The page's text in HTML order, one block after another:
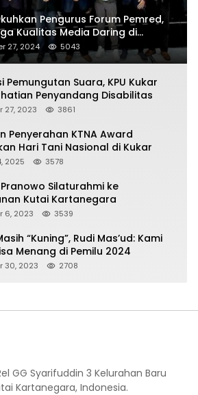
Pengurus Forum Pemred,
Kualitas Media Daring di
27, 2024 5043
Pemungutan Suara, KPU Kukar
Penyandang Disabilitas
27, 2023 3861
Penyerahan KTNA Award
Hari Tani Nasional di Kukar
2025 3578
Silaturahmi ke
Kutai Kartanegara
6, 2023 3539
“Kuning”, Rudi Mas’ud: Kami
Menang di Pemilu 2024
30, 2023 2708
GG Syarifuddin 3 Kelurahan Baru
Kartanegara, Indonesia.